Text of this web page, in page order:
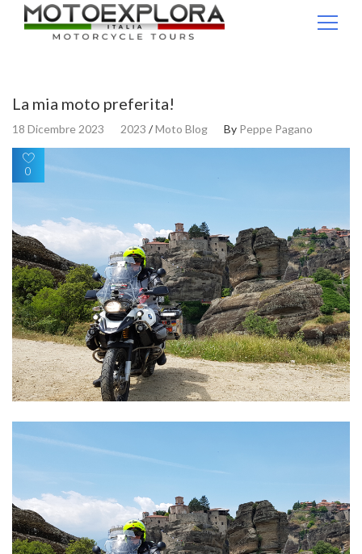
La mia moto preferita!
18 Dicembre 2023 2023 /Moto Blog By Peppe Pagano
0